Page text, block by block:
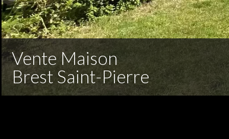
Vente Maison
Brest Saint-Pierre